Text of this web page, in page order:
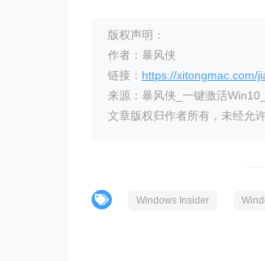
版权声明：
作者：暴风侠
链接： https://xitongmac.com/
来源：暴风侠_一键激活
文章版权归作者所有，未经允
Windows Insider